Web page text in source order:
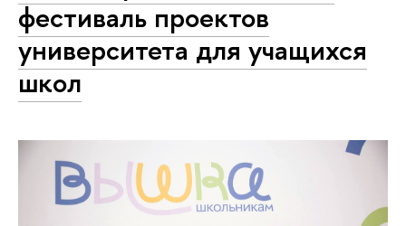
фестиваль проектов
университета для учащихся
школ